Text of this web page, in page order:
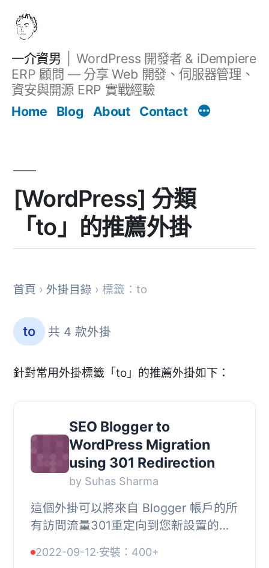
一介資男
WordPress 開發者 & iDempiere
ERP 顧問 — 分享 Web 開發、伺服器管理、
資安與開源 ERP 實戰經驗
Home
Blog About Contact
[WordPress] 分類
「to」的推薦外掛
首頁 › 外掛目錄 › 標籤：to
to 共 4 款外掛
針對常用外掛標籤「to」的推薦外掛如下：
SEO Blogger to
WordPress Migration
using 301 Redirection
by Suhas Sharma
這個外掛可以將來自 Blogger 帳戶的所
有訪問流量301重定向到您新設置的
到 WordPress。, 它還有一個模組，可
2022-09-12·安裝：400+
文章